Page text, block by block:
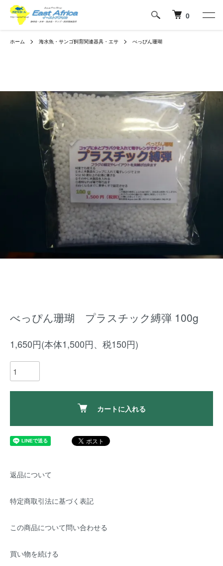
0
ホーム 海水魚・サンゴ飼育関連器具・エサ べっぴん珊瑚
べっぴん珊瑚 プラスチック縛弾 100g
1,650円(本体1,500円、税150円)
カートに入れる
返品について
特定商取引法に基づく表記
この商品について問い合わせる
買い物を続ける